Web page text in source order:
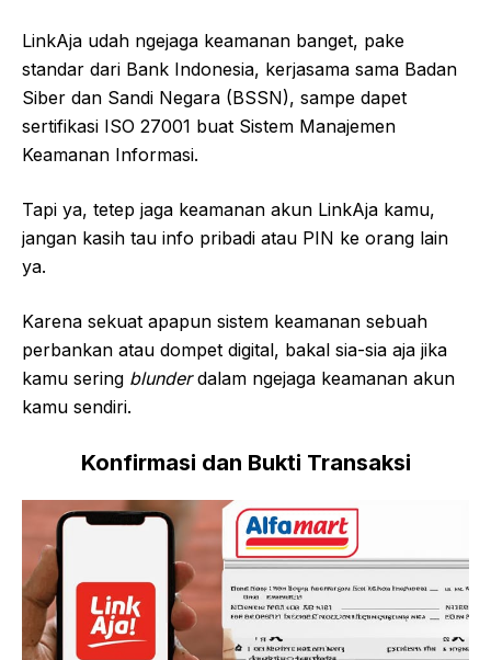
LinkAja udah ngejaga keamanan banget, pake
standar dari Bank Indonesia, kerjasama sama Badan
Siber dan Sandi Negara (BSSN), sampe dapet
sertifikasi ISO 27001 buat Sistem Manajemen
Keamanan Informasi.
Tapi ya, tetep jaga keamanan akun LinkAja kamu,
jangan kasih tau info pribadi atau PIN ke orang lain
ya.
Karena sekuat apapun sistem keamanan sebuah
perbankan atau dompet digital, bakal sia-sia aja jika
kamu sering blunderdalam ngejaga keamanan akun
kamu sendiri.
Konfirmasi dan Bukti Transaksi